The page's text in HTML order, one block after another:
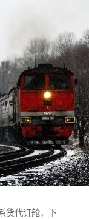
货代订舱，下